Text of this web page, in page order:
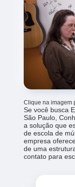
Clique na imagem
Se você busca
São Paulo,
a solução que
de escola de
empresa
de uma
contato para